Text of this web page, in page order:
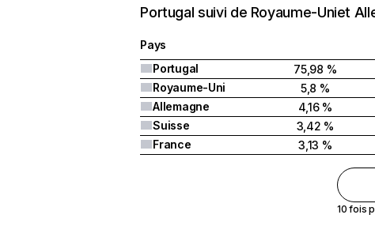
Portugal suivi de Royaume-Uniet
Pays
Portugal
75,98 %
Royaume-Uni
5,8 %
Allemagne
4,16 %
Suisse
3,42 %
France
3,13 %
10 fois